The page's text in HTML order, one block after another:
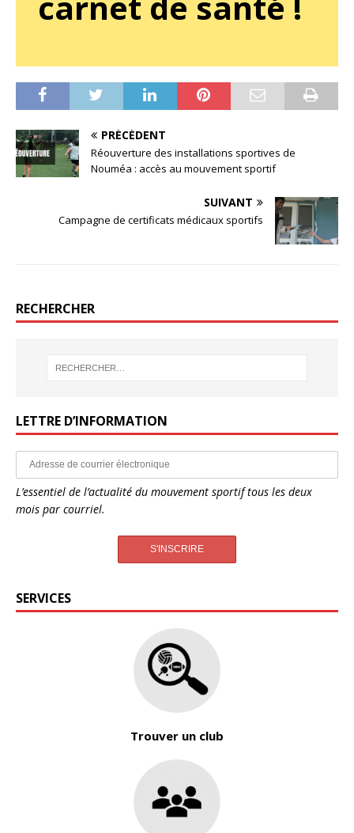
PRÉCÉDENT
Réouverture des installations sportives de
Nouméa : accès au mouvement sportif
SUIVANT
Campagne de certificats médicaux sportifs
RECHERCHER
LETTRE D’INFORMATION
L’essentiel de l’actualité du mouvement sportif tous les deux
mois par courriel.
SERVICES
Trouver un club